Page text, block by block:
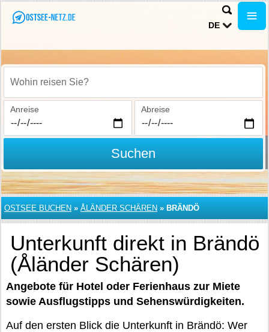
DE
Wohin reisen Sie?
Anreise Abreise
Suchen
OSTSEE BUCHEN » ÅLÄNDER SCHÄREN » BRÄNDÖ
Unterkunft direkt in Brändö
(Åländer Schären)
Angebote für Hotel oder Ferienhaus zur Miete
sowie Ausflugstipps und Sehenswürdigkeiten.
Auf den ersten Blick die Unterkunft in Brändö: Wer